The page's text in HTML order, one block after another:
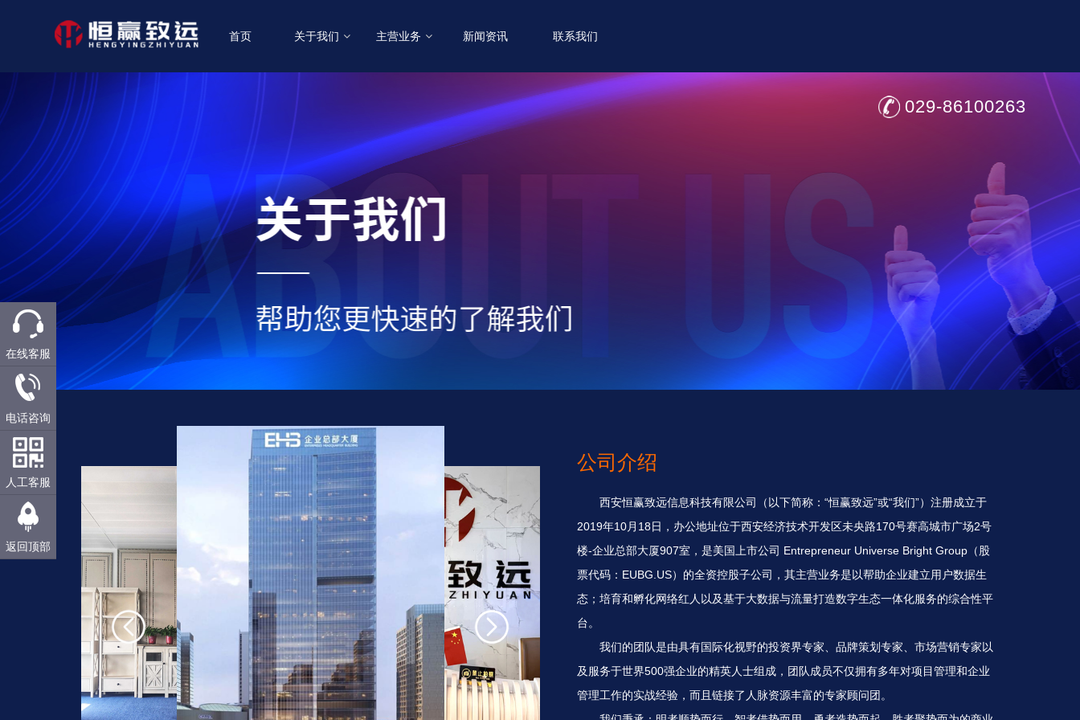
首页 关于我们 主营业务 新闻资讯 联系我们
029-86100263
公司介绍
西安恒赢致远信息科技有限公司（以下简称：“恒赢致远”或“我们”）注册成立于
2019年10月18日，办公地址位于西安经济技术开发区未央路170号赛高城市广场2号
楼-企业总部大厦907室，是美国上市公司 Entrepreneur Universe Bright Group（股
票代码：EUBG.US）的全资控股子公司，其主营业务是以帮助企业建立用户数据生
态；培育和孵化网络红人以及基于大数据与流量打造数字生态一体化服务的综合性平
台。
我们的团队是由具有国际化视野的投资界专家、品牌策划专家、市场营销专家以
及服务于世界500强企业的精英人士组成，团队成员不仅拥有多年对项目管理和企业
管理工作的实战经验，而且链接了人脉资源丰富的专家顾问团。
在线客服
电话咨询
人工客服
返回顶部